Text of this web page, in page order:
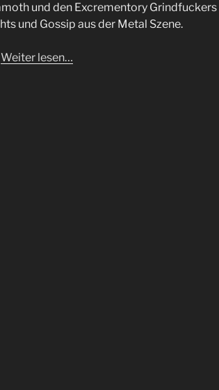
und den Excrementory Grindfuckers
und Gossip aus der Metal Szene.
Weiter lesen…